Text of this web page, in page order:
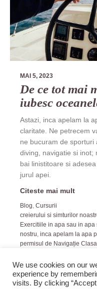
MAI 5, 2023
De ce tot mai
iubesc
Astazi, inca apelam la
claritate. Ne petrecem
ne bucuram de sporturi
diving, navigatie si inot;
bai linistitoare si
jurul apei.
Citeste mai mult
Blog, Cursurii
creierului si simturilor
Exercitiile in apa sau in
nostru, inca apelam la apa
permisul de Navigație
We use cookies on our
experience by
visits. By clicking